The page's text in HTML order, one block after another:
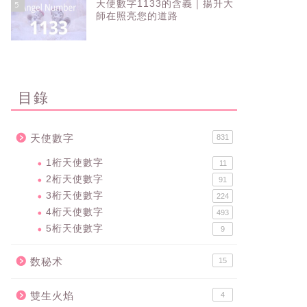
5
天使數字1133的含義｜揚升大
師在照亮您的道路
目錄
天使數字 831
1桁天使數字 11
2桁天使數字 91
3桁天使數字 224
4桁天使數字 493
5桁天使數字 9
数秘术 15
雙生火焰 4